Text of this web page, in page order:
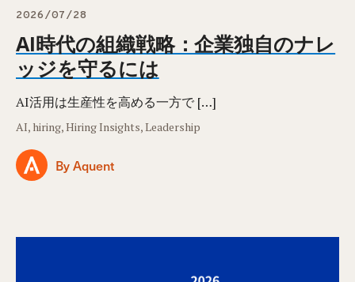
2026/07/28
AI時代の組織戦略：企業独自のナレ
ッジを守るには
AI活用は生産性を高める一方で […]
AI, hiring, Hiring Insights, Leadership
By Aquent